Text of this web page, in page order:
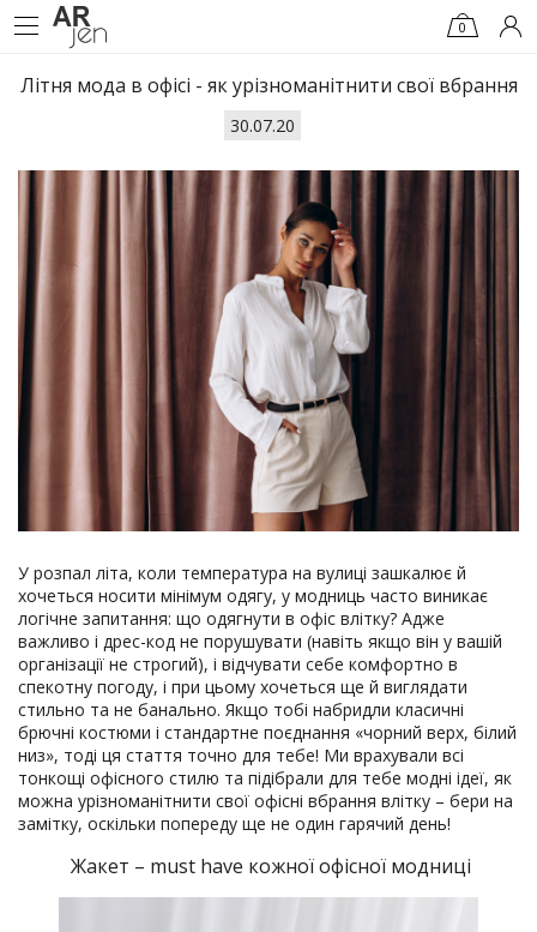
0
Літня мода в офісі - як урізноманітнити свої вбрання
30.07.20
У розпал літа, коли температура на вулиці зашкалює й
хочеться носити мінімум одягу, у модниць часто виникає
логічне запитання: що одягнути в офіс влітку? Адже
важливо і дрес-код не порушувати (навіть якщо він у вашій
організації не строгий), і відчувати себе комфортно в
спекотну погоду, і при цьому хочеться ще й виглядати
стильно та не банально. Якщо тобі набридли класичні
брючні костюми і стандартне поєднання «чорний верх, білий
низ», тоді ця стаття точно для тебе! Ми врахували всі
тонкощі офісного стилю та підібрали для тебе модні ідеї, як
можна урізноманітнити свої офісні вбрання влітку – бери на
замітку, оскільки попереду ще не один гарячий день!
Жакет – must have кожної офісної модниці